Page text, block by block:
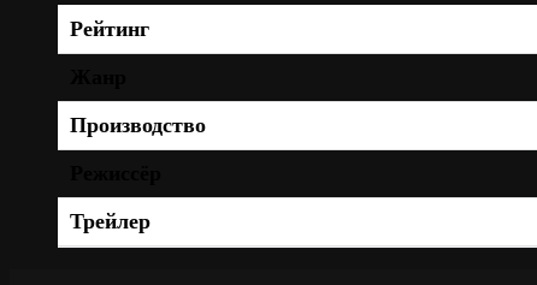
Рейтинг
Производство
Трейлер